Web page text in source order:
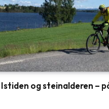
Istiden og steinalderen –